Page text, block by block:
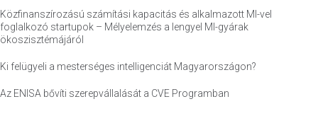
Közfinanszírozású számítási kapacitás és alkalmazott MI-vel
foglalkozó startupok – Mélyelemzés a lengyel MI-gyárak
ökoszisztémájáról
Ki felügyeli a mesterséges intelligenciát Magyarországon?
Az ENISA bővíti szerepvállalását a CVE Programban